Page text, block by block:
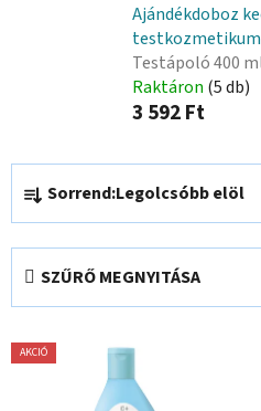
Ajándékdoboz
Testápoló 400
Raktáron (5 db)
3 592 Ft
T
r
m
k
e
k
Sorrend:Legolcsóbb elöl
SZŰRŐ MEGNYITÁSA
T
e
AKCIÓ